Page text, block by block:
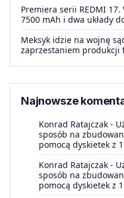
Premiera serii REDMI
7500 mAh i dwa układy
Meksyk idzie na wojnę
zaprzestaniem produkcji
Najnowsze
Konrad Ratajczak -
sposób na
pomocą dyskietek z
Konrad Ratajczak -
sposób na
pomocą dyskietek z